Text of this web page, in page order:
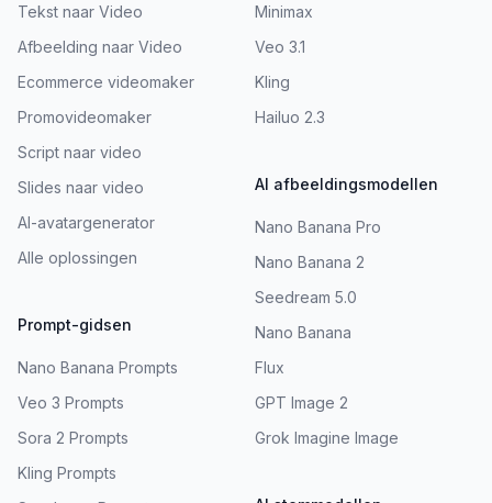
Tekst naar Video
Afbeelding naar Video
Ecommerce videomaker
Promovideomaker
Script naar video
Slides naar video
AI-avatargenerator
Alle oplossingen
Prompt-gidsen
Nano Banana Prompts
Veo 3 Prompts
Sora 2 Prompts
Kling Prompts
Minimax
Veo 3.1
Kling
Hailuo 2.3
AI afbeeldingsmodellen
Nano Banana Pro
Nano Banana 2
Seedream 5.0
Nano Banana
Flux
GPT Image 2
Grok Imagine Image